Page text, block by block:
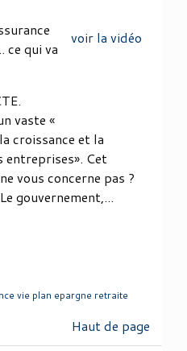
voir la vidéo
ce qui va
vaste «
croissance et la
Cet
vous concerne pas ?
gouvernement,...
vie plan epargne retraite
Haut de page